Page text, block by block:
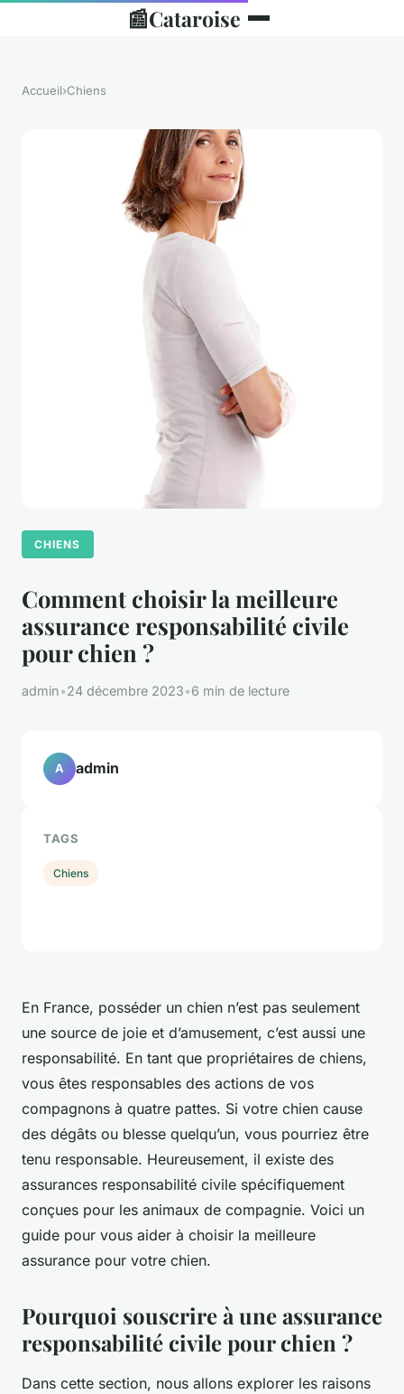
📰Cataroise
Accueil›Chiens
CHIENS
Comment choisir la meilleure
assurance responsabilité civile
pour chien ?
admin•24 décembre 2023•6 min de lecture
En France, posséder un chien n’est pas seulement
une source de joie et d’amusement, c’est aussi une
responsabilité. En tant que propriétaires de chiens,
vous êtes responsables des actions de vos
compagnons à quatre pattes. Si votre chien cause
des dégâts ou blesse quelqu’un, vous pourriez être
tenu responsable. Heureusement, il existe des
assurances responsabilité civile spécifiquement
conçues pour les animaux de compagnie. Voici un
guide pour vous aider à choisir la meilleure
assurance pour votre chien.
Pourquoi souscrire à une assurance
responsabilité civile pour chien ?
Dans cette section, nous allons explorer les raisons
A admin
TAGS
Chiens